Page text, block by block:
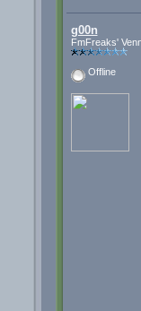
g00n
FmFreaks'
Offline